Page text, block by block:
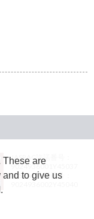
JASRAC許諾番号：
9024936001Y45037
JASRAC許諾番号：
These are
and to give us